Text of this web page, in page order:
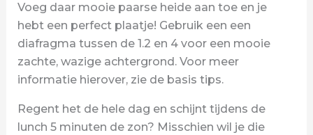
Voeg daar mooie paarse heide aan toe en je
hebt een perfect plaatje! Gebruik een een
diafragma tussen de 1.2 en 4 voor een mooie
zachte, wazige achtergrond. Voor meer
informatie hierover, zie de basis tips.
Regent het de hele dag en schijnt tijdens de
lunch 5 minuten de zon? Misschien wil je die